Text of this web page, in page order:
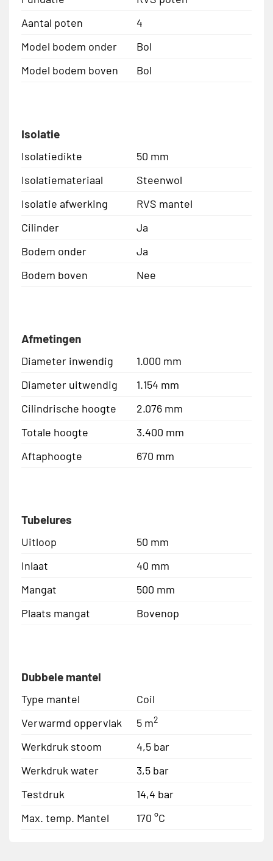
Aantal poten
4
Model bodem onder
Bol
Model bodem boven
Bol
Isolatie
Isolatiedikte
50 mm
Isolatiemateriaal
Steenwol
Isolatie afwerking
RVS mantel
Cilinder
Ja
Bodem onder
Ja
Bodem boven
Nee
Afmetingen
Diameter inwendig
1.000 mm
Diameter uitwendig
1.154 mm
Cilindrische hoogte
2.076 mm
Totale hoogte
3.400 mm
Aftaphoogte
670 mm
Tubelures
Uitloop
50 mm
Inlaat
40 mm
Mangat
500 mm
Plaats mangat
Bovenop
Dubbele mantel
Type mantel
Coil
Verwarmd oppervlak
5 m2
Werkdruk stoom
4,5 bar
Werkdruk water
3,5 bar
Testdruk
14,4 bar
Max. temp. Mantel
170 °C